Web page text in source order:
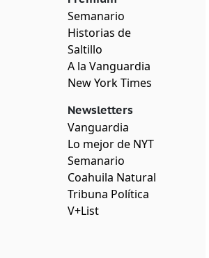
Semanario
Historias de
Saltillo
A la Vanguardia
New York Times
Newsletters
Vanguardia
Lo mejor de NYT
Semanario
Coahuila Natural
Tribuna Política
V+List